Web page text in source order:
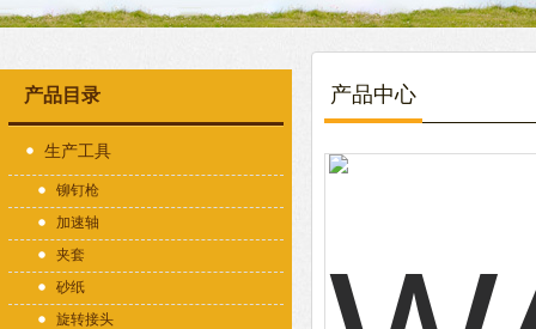
产品目录
生产工具
铆钉枪
加速轴
夹套
砂纸
旋转接头
产品中心